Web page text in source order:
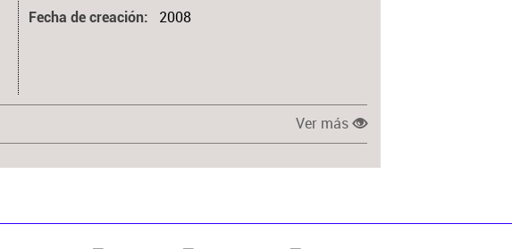
Fecha de creación 2008
Ver más